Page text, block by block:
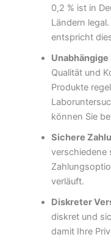
0,2 % ist in
Ländern
entspricht
Qualität und
Produkte
können Sie
Sichere
verschiedene
verläuft.
Diskreter
diskret und
damit Ihre